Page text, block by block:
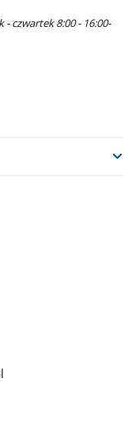
- czwartek 8:00 - 16:00-